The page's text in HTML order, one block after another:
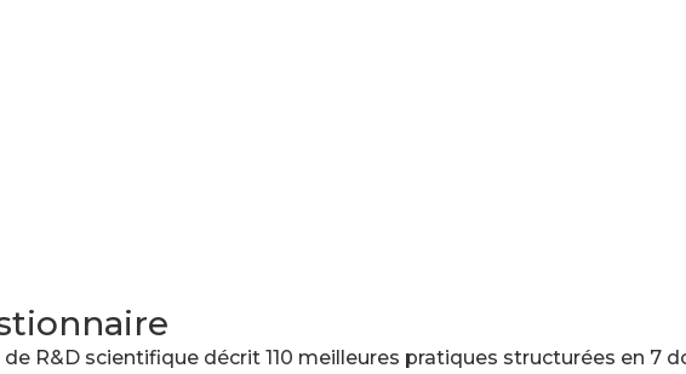
R&D scientifique décrit 110 meilleures pratiques structurées en 7